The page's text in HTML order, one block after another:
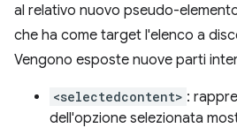
al relativo nuovo pseudo-
che ha come target l'elenco a
Vengono esposte nuove parti
<selectedcontent> :
dell'opzione selezionata